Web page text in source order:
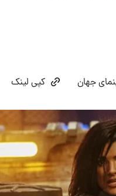
جهان کپی لینک